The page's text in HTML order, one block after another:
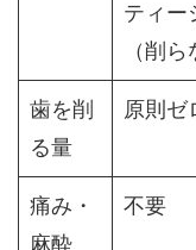
ティー
（削ら
歯を削
る量
原則ゼ
痛み・
麻酔
不要